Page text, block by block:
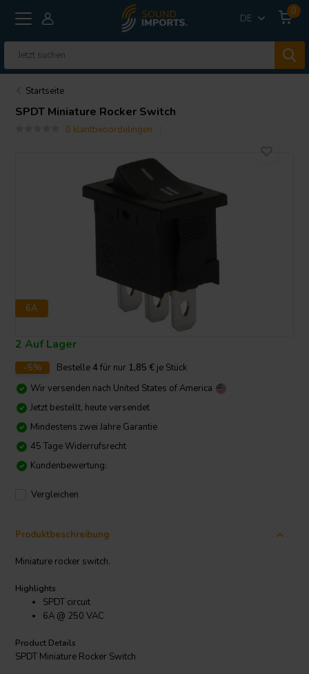
DE
0
Startseite
SPDT Miniature Rocker Switch
0 klantbeoordelingen
6A
2 Auf Lager
-5% Bestelle4 für nur 1,85 € je Stück
Wir versenden nach United States of America
Jetzt bestellt, heute versendet
Mindestens zwei Jahre Garantie
45 Tage Widerrufsrecht
Kundenbewertung:
Vergleichen
Produktbeschreibung
Miniature rocker switch.
Highlights
SPDT circuit
6A @ 250 VAC
Product Details
SPDT Miniature Rocker Switch